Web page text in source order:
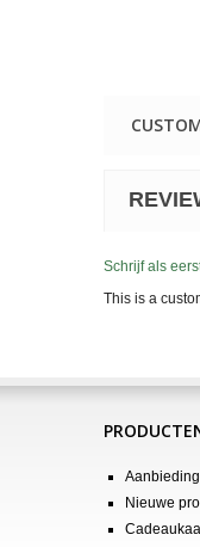
Schrijf als
This is a
Nieuwe